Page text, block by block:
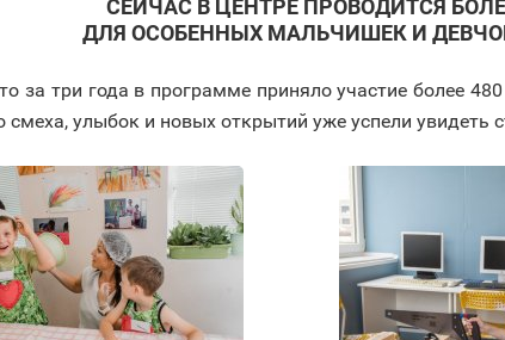
СЕЙЧАС В ЦЕНТРЕ ПРОВОДИТСЯ
ДЛЯ ОСОБЕННЫХ МАЛЬЧИШЕК И
за три года в программе приняло участие более
смеха, улыбок и новых открытий уже успели